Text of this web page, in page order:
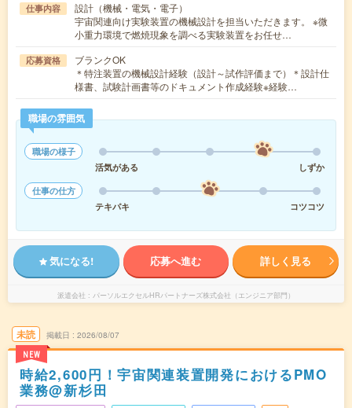
仕事内容
設計（機械・電気・電子）
宇宙関連向け実験装置の機械設計を担当いただきます。 ※微
小重力環境で燃焼現象を調べる実験装置をお任せ…
応募資格
ブランクOK
＊特注装置の機械設計経験（設計～試作評価まで）＊設計仕
様書、試験計画書等のドキュメント作成経験※経験…
職場の雰囲気
職場の様子
活気がある
しずか
仕事の仕方
テキパキ
コツコツ
気になる! 応募へ進む 詳しく見る
派遣会社 パーソルエクセルHRパートナーズ株式会社（エンジニア部門）
未読
NEW
掲載日 2026/08/07
時給2,600円！宇宙関連装置開発におけるPMO
業務@新杉田